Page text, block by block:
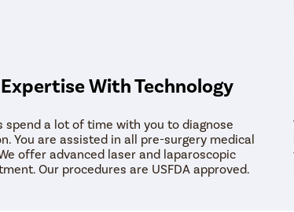
With Technology
spend a lot of time with you to diagnose
You are assisted in all pre-surgery medical
offer advanced laser and laparoscopic
Our procedures are USFDA approved.